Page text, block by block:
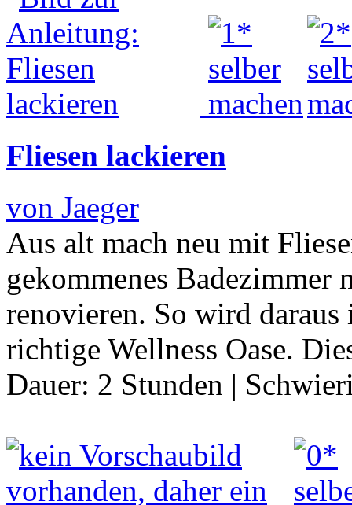
Fliesen lackieren
von Jaeger
Aus alt mach neu mit
gekommenes
renovieren. So wird
richtige Wellness Oase.
Dauer: 2 Stunden |